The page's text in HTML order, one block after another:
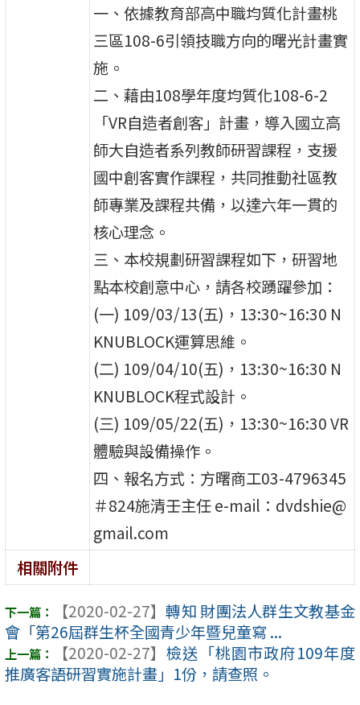
一、依據教育部高中職均質化計畫桃
三區108-6引領技職方向的曙光計畫實
施。
二、藉由108學年度均質化108-6-2
「VR自造者創客」計畫，導入國立高
師大自造者系列教師研習課程，支援
國中創客實作課程，共同推動社區教
師專業及課程共備，以達六年一貫的
核心理念。
三、本校規劃研習課程如下，研習地
點本校創意中心，請各校踴躍參加：
(一) 109/03/13(五)，13:30~16:30 N
KNUBLOCK運算思維。
(二) 109/04/10(五)，13:30~16:30 N
KNUBLOCK程式設計。
(三) 109/05/22(五)，13:30~16:30 VR
體驗與設備操作。
四、報名方式：方曙商工03-4796345
＃824施清壬主任 e-mail：dvdshie@
gmail.com
相關附件
【2020-02-27】 轉知 財團法人群生文教基金
會「第26屆群生杯全國青少年暨兒童寫 ...
【2020-02-27】 檢送「桃園市政府109年度
推廣客語研習實施計畫」1份，請查照。